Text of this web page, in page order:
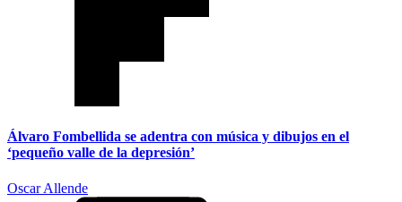
Álvaro Fombellida se adentra con música y dibujos en el
‘pequeño valle de la depresión’
Oscar Allende